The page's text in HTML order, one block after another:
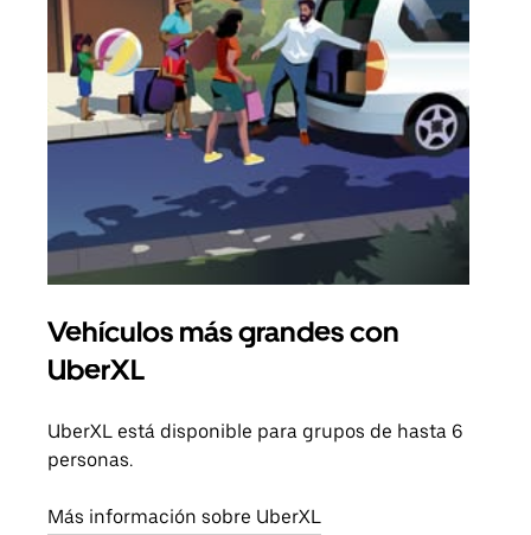
Vehículos más grandes con
UberXL
UberXL está disponible para grupos de hasta 6
personas.
Más información sobre UberXL